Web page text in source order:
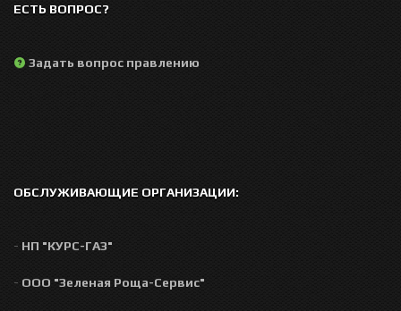
ЕСТЬ ВОПРОС?
Задать вопрос правлению
ОБСЛУЖИВАЮЩИЕ ОРГАНИЗАЦИИ:
- НП "КУРС-ГАЗ"
- ООО "Зеленая Роща-Сервис"